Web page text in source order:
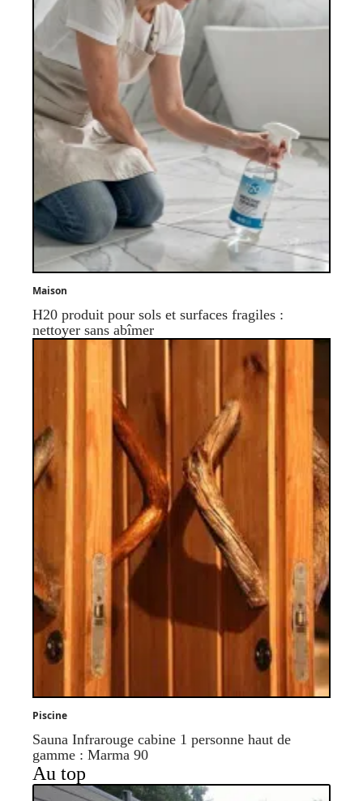
Maison
H20 produit pour sols et surfaces fragiles :
nettoyer sans abîmer
Piscine
Sauna Infrarouge cabine 1 personne haut de
gamme : Marma 90
Au top